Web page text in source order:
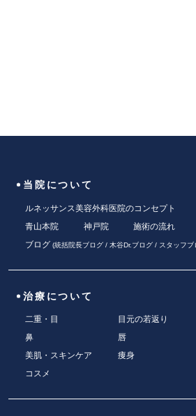
当院について
ルネッサンス美容外科医院のコンセプト
青山本院
神戸院 施術の流れ
ブログ (統括院長ブログ/ 木谷Dr.ブログ/ スタッフブ
治療について
二重・目 目元の若返り
鼻
唇
美肌・スキンケア
痩身
コスメ